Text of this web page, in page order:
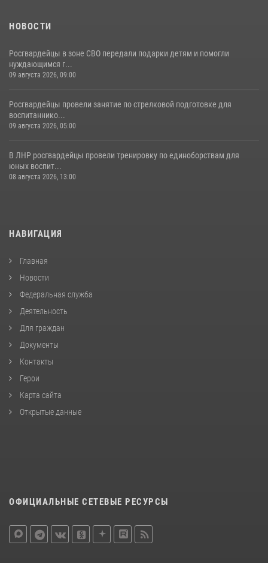
НОВОСТИ
Росгвардейцы в зоне СВО передали подарки детям и помогли
нуждающимся г...
09 августа 2026, 09:00
Росгвардейцы провели занятие по стрелковой подготовке для
воспитаннико...
09 августа 2026, 05:00
В ЛНР росгвардейцы провели тренировку по единоборствам для
юных воспит...
08 августа 2026, 13:00
НАВИГАЦИЯ
Главная
Новости
Федеральная служба
Деятельность
Для граждан
Документы
Контакты
Герои
Карта сайта
Открытые данные
ОФИЦИАЛЬНЫЕ СЕТЕВЫЕ РЕСУРСЫ